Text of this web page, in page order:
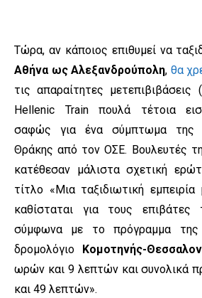
Τώρα, αν κάποιος επιθυμεί να
Αθήνα ως Αλεξανδρούπολη, θα
τις απαραίτητες
Hellenic Train πουλά τέτοια
σαφώς για ένα σύμπτωμα της
Θράκης από τον ΟΣΕ. Βουλευτές
κατέθεσαν μάλιστα σχετική
τίτλο «Μια ταξιδιωτική
καθίσταται για τους επιβάτες
σύμφωνα με το πρόγραμμα της
δρομολόγιο
Κομοτηνής-
ωρών και 9 λεπτών και συνολικά
και 49 λεπτών».